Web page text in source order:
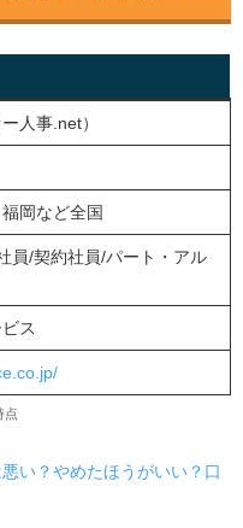
人事.net）
岡など全国
員/契約社員/パート・アル
ス
点
い？やめたほうがいい？口